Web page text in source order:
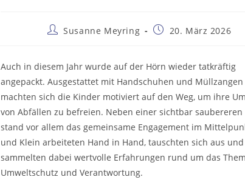
Beitrags-
Susanne Meyring
Beitrag20. März 2026
Auch in diesem Jahr wurde auf der Hörn wieder tatkräftig
angepackt. Ausgestattet mit Handschuhen und Müllzangen
machten sich die Kinder motiviert auf den Weg, um ihre
von Abfällen zu befreien. Neben einer sichtbar
stand vor allem das gemeinsame Engagement im
und Klein arbeiteten Hand in Hand, tauschten sich aus und
sammelten dabei wertvolle Erfahrungen rund um das
Umweltschutz und Verantwortung.